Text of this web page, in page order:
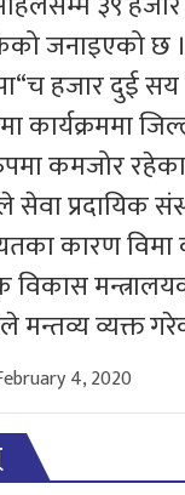
जनाइएको छ ।
हजार दुई
कार्यक्रममा
कमजोर
प्रदायिक
कारण विमा
विकास
मन्तव्य व्यक्त
4, 2020